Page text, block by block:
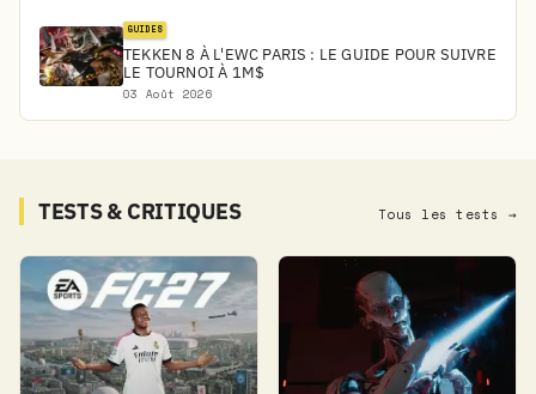
GUIDES
TEKKEN 8 À L'EWC PARIS : LE GUIDE POUR SUIVRE
LE TOURNOI À 1M$
03 Août 2026
TESTS & CRITIQUES Tous les tests →